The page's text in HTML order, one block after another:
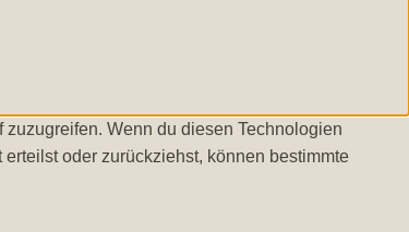
Wenn du diesen Technologien
oder zurückziehst, können bestimmte